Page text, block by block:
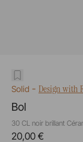
Solid - Design with
Bol
30 CL noir brillant
20,00 €